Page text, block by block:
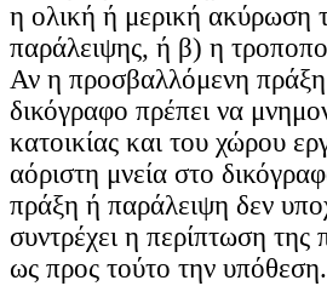
η ολική ή μερική ακύρωση
παράλειψης, ή β) η
Αν η προσβαλλόμενη
δικόγραφο πρέπει να
κατοικίας και του χώρου
αόριστη μνεία στο
πράξη ή παράλειψη δεν
συντρέχει η περίπτωση
ως προς τούτο την υπόθεση.